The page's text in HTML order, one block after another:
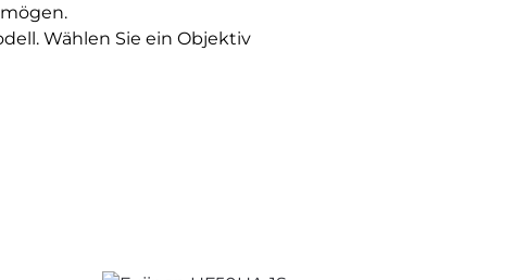
Wählen Sie ein Objektiv